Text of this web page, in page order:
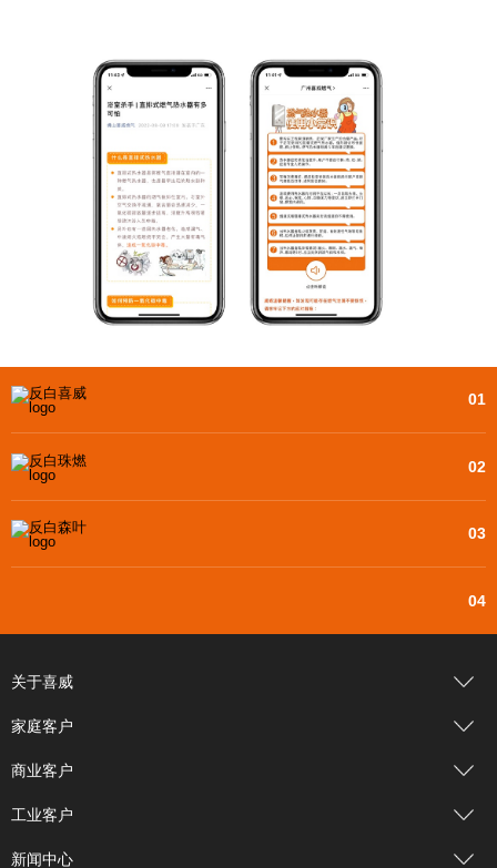
01
02
03
04
关于喜威
家庭客户
商业客户
工业客户
新闻中心